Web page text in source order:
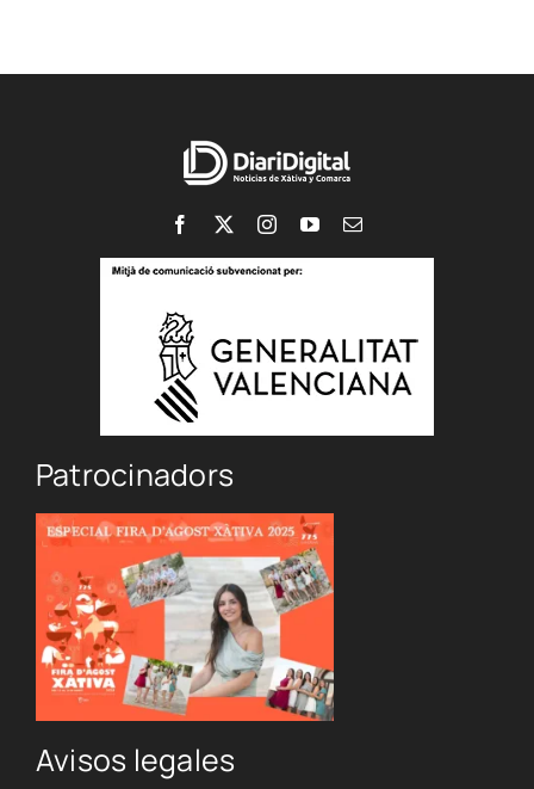
Patrocinadors
Avisos legales